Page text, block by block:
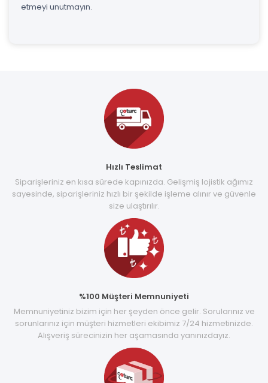
etmeyi unutmayın.
Hızlı Teslimat
Siparişleriniz en kısa sürede kapınızda. Gelişmiş lojistik ağımız
sayesinde, siparişleriniz hızlı bir şekilde işleme alınır ve güvenle
size ulaştırılır.
%100 Müşteri Memnuniyeti
Memnuniyetiniz bizim için her şeyden önce gelir. Sorularınız ve
sorunlarınız için müşteri hizmetleri ekibimiz 7/24 hizmetinizde.
Alışveriş sürecinizin her aşamasında yanınızdayız.